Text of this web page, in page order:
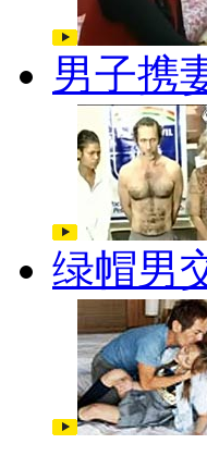
男子携
绿帽男